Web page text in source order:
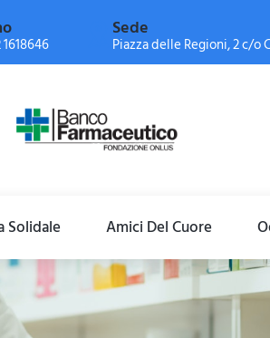
Sede
Piazza delle Regioni, 2 c/
Solidale Amici Del Cuore